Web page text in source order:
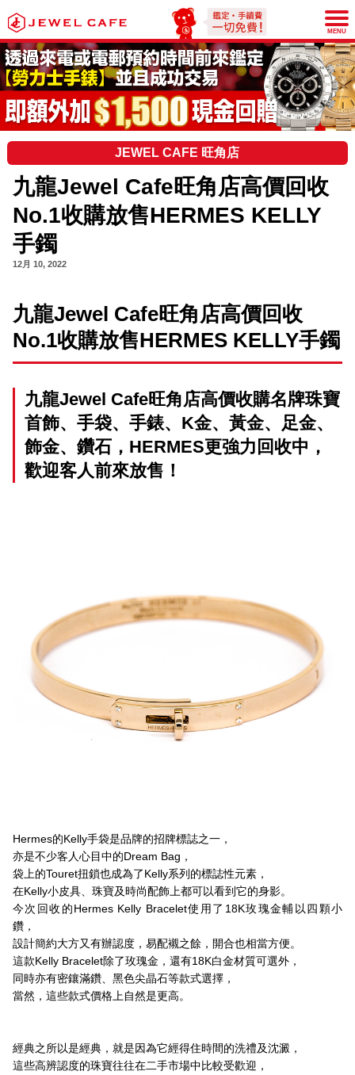
JEWEL CAFE
MENU
JEWEL CAFE 旺角店
九龍Jewel Cafe旺角店高價回收
No.1收購放售HERMES KELLY
手鐲
12月 10, 2022
九龍Jewel Cafe旺角店高價回收
No.1收購放售HERMES KELLY手鐲
九龍Jewel Cafe旺角店高價收購名牌珠寶
首飾、手袋、手錶、K金、黃金、足金、
飾金、鑽石，HERMES更強力回收中，
歡迎客人前來放售！
Hermes的Kelly手袋是品牌的招牌標誌之一，
亦是不少客人心目中的Dream Bag，
袋上的Touret扭鎖也成為了Kelly系列的標誌性元素，
在Kelly小皮具、珠寶及時尚配飾上都可以看到它的身影。
今次回收的Hermes Kelly Bracelet使用了18K玫瑰金輔以四顆小
鑽，
設計簡約大方又有辦認度，易配襯之餘，開合也相當方便。
這款Kelly Bracelet除了玫瑰金，還有18K白金材質可選外，
同時亦有密鑲滿鑽、黑色尖晶石等款式選擇，
當然，這些款式價格上自然是更高。
經典之所以是經典，就是因為它經得住時間的洗禮及沈澱，
這些高辨認度的珠寶往往在二手市場中比較受歡迎，